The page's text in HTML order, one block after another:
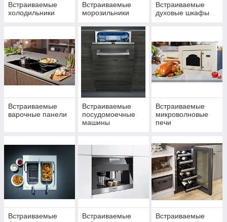
Встраиваемые
холодильники
Встраиваемые
морозильники
Встраиваемые
духовые шкафы
Встраиваемые
варочные панели
Встраиваемые
посудомоечные
машины
Встраиваемые
микроволновые
печи
Встраиваемые
Встраиваемые
Встраиваемые